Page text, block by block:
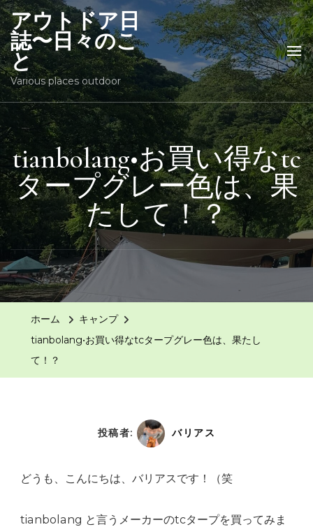
アウトドア日
誌〜日々のこ
と
Various places outdoor
tianbolang•お買い得なtc
タープグレー色は、果
たして！？
ホーム
キャンプ
tianbolang•お買い得なtcタープグレー色は、果たし
て！？
投稿者: バリアス
どうも、こんにちは、バリアスです！（笑
tianbolang と言うメーカーのtcタープを買ってみま